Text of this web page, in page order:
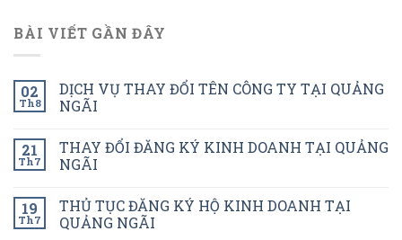
BÀI VIẾT GẦN ĐÂY
02
Th8
DỊCH VỤ THAY ĐỔI TÊN CÔNG TY TẠI QUẢNG
NGÃI
21
Th7
THAY ĐỔI ĐĂNG KÝ KINH DOANH TẠI QUẢNG
NGÃI
19
Th7
THỦ TỤC ĐĂNG KÝ HỘ KINH DOANH TẠI
QUẢNG NGÃI